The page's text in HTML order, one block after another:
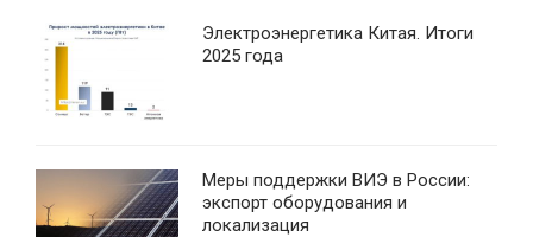
Электроэнергетика Китая. Итоги
2025 года
Меры поддержки ВИЭ в России:
экспорт оборудования и
локализация